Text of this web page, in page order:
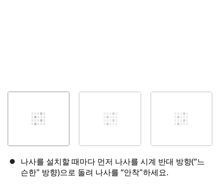
나사를 설치할 때마다 먼저 나사를 시계 반대 방향(“느
슨한" 방향)으로 돌려 나사를 “안착"하세요.